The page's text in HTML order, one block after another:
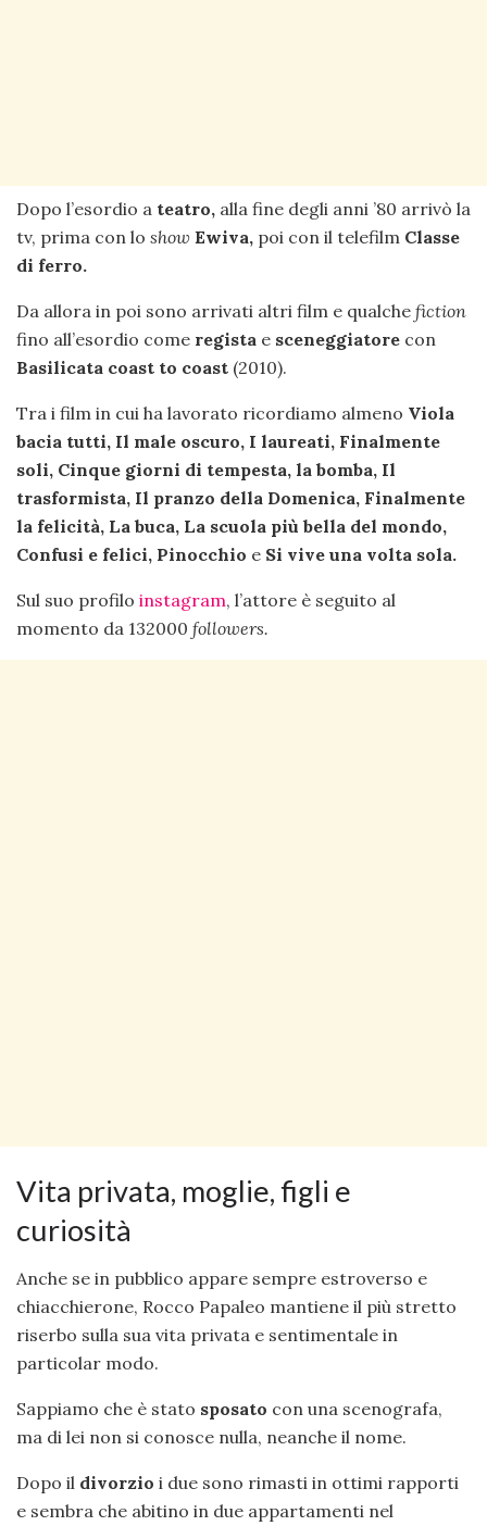
Dopo l’esordio a teatro, alla fine degli anni ’80 arrivò la
tv, prima con lo show Ewiva, poi con il telefilm Classe
di ferro.
Da allora in poi sono arrivati altri film e qualche fiction
fino all’esordio come regista e sceneggiatore con
Basilicata coast to coast (2010).
Tra i film in cui ha lavorato ricordiamo almeno Viola
bacia tutti, Il male oscuro, I laureati, Finalmente
soli, Cinque giorni di tempesta, la bomba, Il
trasformista, Il pranzo della Domenica, Finalmente
la felicità, La buca, La scuola più bella del mondo,
Confusi e felici, Pinocchio e Si vive una volta sola.
Sul suo profilo instagram, l’attore è seguito al
momento da 132000 followers.
Vita privata, moglie, figli e
curiosità
Anche se in pubblico appare sempre estroverso e
chiacchierone, Rocco Papaleo mantiene il più stretto
riserbo sulla sua vita privata e sentimentale in
particolar modo.
Sappiamo che è stato sposato con una scenografa,
ma di lei non si conosce nulla, neanche il nome.
Dopo il divorzio i due sono rimasti in ottimi rapporti
e sembra che abitino in due appartamenti nel